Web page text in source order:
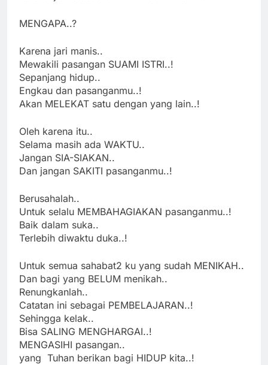
MENGAPA..?
Karena jari manis..
Mewakili pasangan SUAMI ISTRI..!
Sepanjang hidup..
Engkau dan pasanganmu..!
Akan MELEKAT satu dengan yang lain..!
Oleh karena itu..
Selama masih ada WAKTU..
Jangan SIA-SIAKAN..
Dan jangan SAKITI pasanganmu..!
Berusahalah..
Untuk selalu MEMBAHAGIAKAN pasanganmu..!
Baik dalam suka..
Terlebih diwaktu duka..!
Untuk semua sahabat2 ku yang sudah MENIKAH..
Dan bagi yang BELUM menikah..
Renungkanlah..
Catatan ini sebagai PEMBELAJARAN..!
Sehingga kelak..
Bisa SALING MENGHARGAI..!
MENGASIHI pasangan..
yang Tuhan berikan bagi HIDUP kita..!